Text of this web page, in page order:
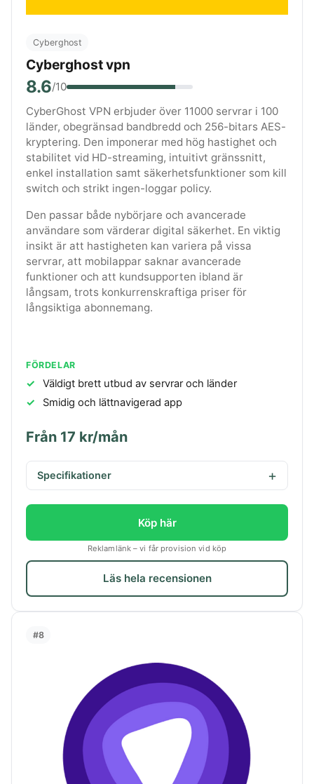
Cyberghost
Cyberghost vpn
8.6/10
CyberGhost VPN erbjuder över 11000 servrar i 100
länder, obegränsad bandbredd och 256-bitars AES-
kryptering. Den imponerar med hög hastighet och
stabilitet vid HD-streaming, intuitivt gränssnitt,
enkel installation samt säkerhetsfunktioner som kill
switch och strikt ingen-loggar policy.
Den passar både nybörjare och avancerade
användare som värderar digital säkerhet. En viktig
insikt är att hastigheten kan variera på vissa
servrar, att mobilappar saknar avancerade
funktioner och att kundsupporten ibland är
långsam, trots konkurrenskraftiga priser för
långsiktiga abonnemang.
FÖRDELAR
Väldigt brett utbud av servrar och länder
Smidig och lättnavigerad app
Från 17 kr/mån
Specifikationer
Köp här
Reklamlänk – vi får provision vid köp
Läs hela recensionen
#8